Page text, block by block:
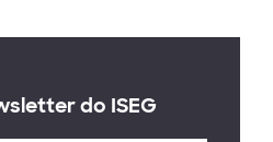
do ISEG